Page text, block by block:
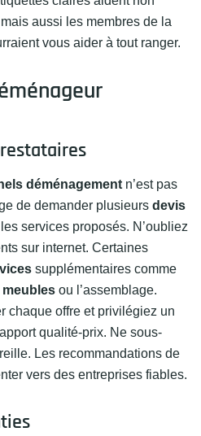
aussi les membres de la
vous aider à tout ranger.
déménagement n’est pas
de demander plusieurs devis
services proposés. N’oubliez
sur internet. Certaines
supplémentaires comme
meubles ou l’assemblage.
chaque offre et privilégiez un
qualité-prix. Ne sous-
Les recommandations de
vers des entreprises fiables.